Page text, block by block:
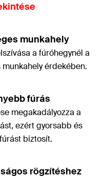
munkahely
a fúróhegynél a
érdekében.
fúrás
megakadályozza a
ezért gyorsabb és
biztosít.
rögzítéshez